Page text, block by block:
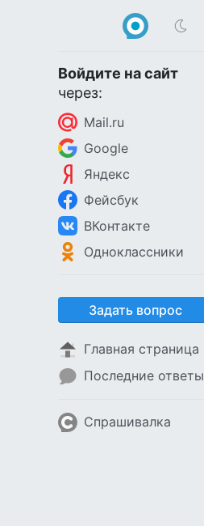
Войдите на сайт
через:
Mail.ru
Google
Яндекс
Фейсбук
ВКонтакте
Одноклассники
Задать вопрос
Главная страница
Последние ответы
Спрашивалка